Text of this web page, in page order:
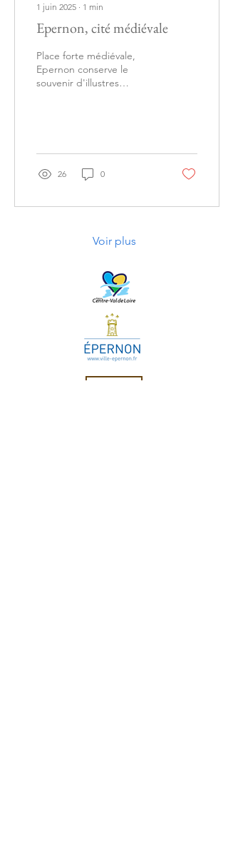
1 juin 2025 ∙ 1 min
Epernon, cité médiévale
Place forte médiévale,
Epernon conserve le
souvenir d'illustres
26 0
Voir plus